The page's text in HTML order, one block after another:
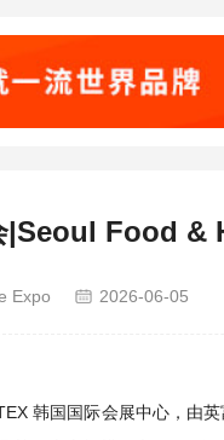
|Seoul Food
Expo 2026-06-05
韩国国际会展中心，由